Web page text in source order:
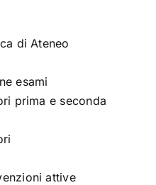
di Ateneo
esami
prima e seconda
attive